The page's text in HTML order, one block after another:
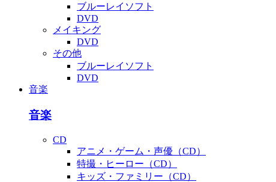
ブルーレイソフト
DVD
メイキング
DVD
その他
ブルーレイソフト
DVD
音楽
音楽
CD
アニメ・ゲーム・声優（CD）
特撮・ヒーロー（CD）
キッズ・ファミリー（CD）